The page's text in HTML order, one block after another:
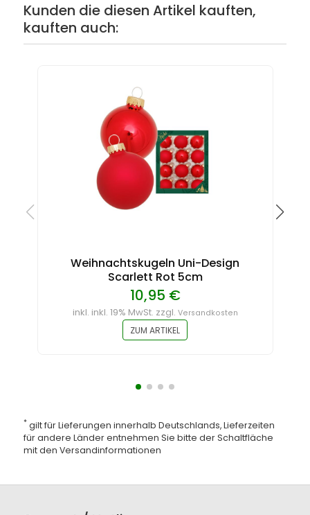
Kunden die diesen Artikel kauften,
kauften auch:
Weihnachtskugeln Uni-Design
Scarlett Rot 5cm
10,95 €
inkl. inkl. 19% MwSt. zzgl. Versandkosten
ZUM ARTIKEL
*gilt für Lieferungen innerhalb Deutschlands, Lieferzeiten
für andere Länder entnehmen Sie bitte der Schaltfläche
mit den Versandinformationen